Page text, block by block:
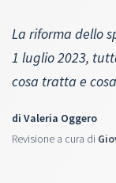
La riforma dello
1 luglio 2023,
cosa tratta e
di Valeria Oggero
Revisione a cura di